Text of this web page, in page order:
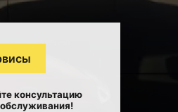
консультацию